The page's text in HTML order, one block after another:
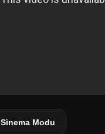
Sinema Modu